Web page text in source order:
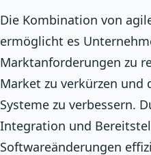
Die Kombination von
ermöglicht es
Marktanforderungen zu
Market zu verkürzen
Systeme zu verbessern.
Integration und
Softwareänderungen